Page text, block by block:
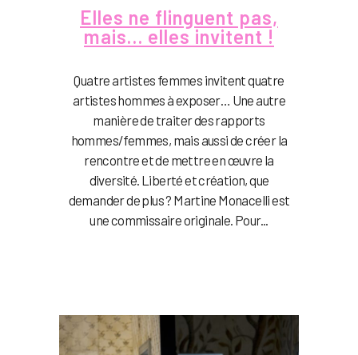
Elles ne flinguent pas,
mais… elles invitent !
Quatre artistes femmes invitent quatre
artistes hommes à exposer… Une autre
manière de traiter des rapports
hommes/femmes, mais aussi de créer la
rencontre et de mettre en œuvre la
diversité. Liberté et création, que
demander de plus ? Martine Monacelli est
une commissaire originale. Pour...